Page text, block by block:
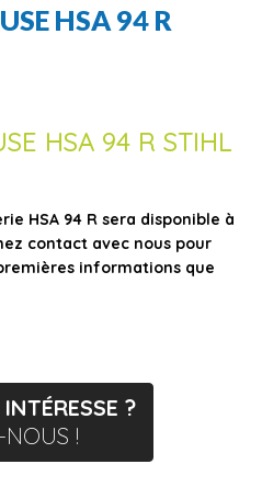
HSA 94 R
HSA 94 R STIHL
HSA 94 R sera disponible à
contact avec nous pour
informations que
?
!